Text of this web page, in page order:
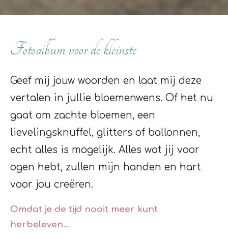
Fotoalbum voor de kleinste
Geef mij jouw woorden en laat mij deze
vertalen in jullie bloemenwens. Of het nu
gaat om zachte bloemen, een
lievelingsknuffel, glitters of ballonnen,
echt alles is mogelijk. Alles wat jij voor
ogen hebt, zullen mijn handen en hart
voor jou creëren.
Omdat je de tijd nooit meer kunt
herbeleven...